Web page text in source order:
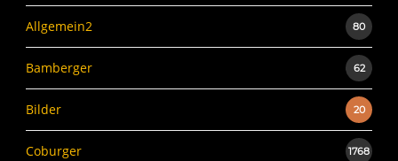
Allgemein2 80
Bamberger 62
Bilder 20
Coburger 1768